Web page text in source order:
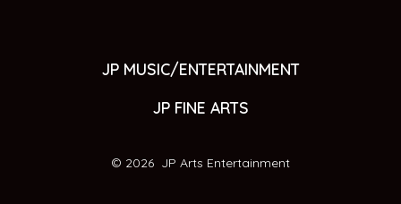
JP MUSIC/ENTERTAINMENT
JP FINE ARTS
© 2026 JP Arts Entertainment